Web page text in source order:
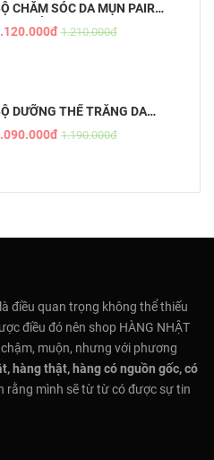
CHĂM SÓC DA MỤN PAIR
BẢN 1.210.000đ
DƯỠNG THỂ TRẮNG DA
CONC1.190.000đ
điều quan trọng không thể thiếu
điều đó nên shop HÀNG NHẬT
muộn, nhưng với phương
hàng thật, hàng có nguồn gốc, có
rằng mình sẽ từ từ có được sự tin